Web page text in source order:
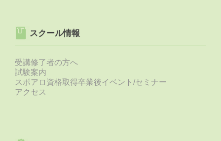
スクール情報
受講修了者の方へ
試験案内
スポアロ資格取得卒業後イベント/セミナー
アクセス